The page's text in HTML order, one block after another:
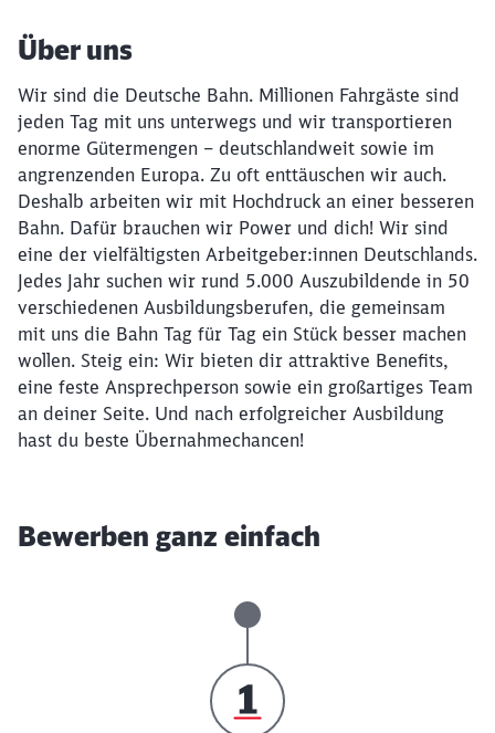
Über uns
Wir sind die Deutsche Bahn. Millionen Fahrgäste sind
jeden Tag mit uns unterwegs und wir transportieren
enorme Gütermengen – deutschlandweit sowie im
angrenzenden Europa. Zu oft enttäuschen wir auch.
Deshalb arbeiten wir mit Hochdruck an einer besseren
Bahn. Dafür brauchen wir Power und dich! Wir sind
eine der vielfältigsten Arbeitgeber:innen Deutschlands.
Jedes Jahr suchen wir rund 5.000 Auszubildende in 50
verschiedenen Ausbildungsberufen, die gemeinsam
mit uns die Bahn Tag für Tag ein Stück besser machen
wollen. Steig ein: Wir bieten dir attraktive Benefits,
eine feste Ansprechperson sowie ein großartiges Team
an deiner Seite. Und nach erfolgreicher Ausbildung
hast du beste Übernahmechancen!
Bewerben ganz einfach